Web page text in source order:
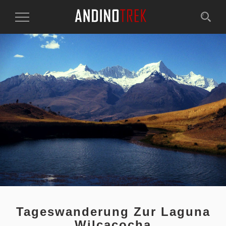
Toggle
Tageswanderung Zur Laguna